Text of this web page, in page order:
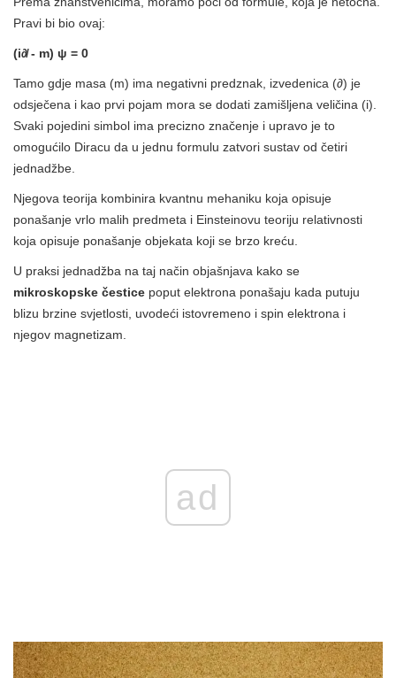
Pravi bi bio ovaj:
(i∂̸ - m) ψ = 0
Tamo gdje masa (m) ima negativni predznak, izvedenica (∂) je
odsječena i kao prvi pojam mora se dodati zamišljena veličina (i).
Svaki pojedini simbol ima precizno značenje i upravo je to
omogućilo Diracu da u jednu formulu zatvori sustav od četiri
jednadžbe.
Njegova teorija kombinira kvantnu mehaniku koja opisuje
ponašanje vrlo malih predmeta i Einsteinovu teoriju relativnosti
koja opisuje ponašanje objekata koji se brzo kreću.
U praksi jednadžba na taj način objašnjava kako se
mikroskopske čestice poput elektrona ponašaju kada putuju
blizu brzine svjetlosti, uvodeći istovremeno i spin elektrona i
njegov magnetizam.
ad